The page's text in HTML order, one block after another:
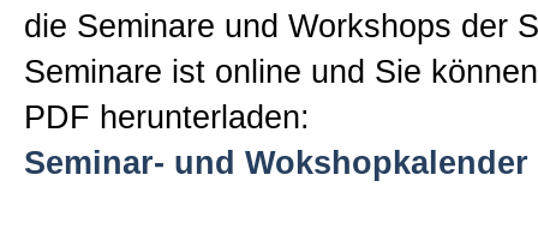
Sitemap
Impressum und
die Seminare und Workshops der
Seminare ist online und Sie
PDF herunterladen:
Seminar- und Wokshopkalender